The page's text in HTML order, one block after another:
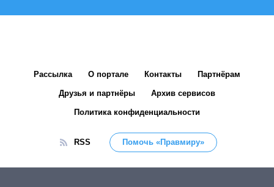
Рассылка О портале Контакты Партнёрам
Друзья и партнёры Архив сервисов
Политика конфиденциальности
RSS Помочь «Правмиру»